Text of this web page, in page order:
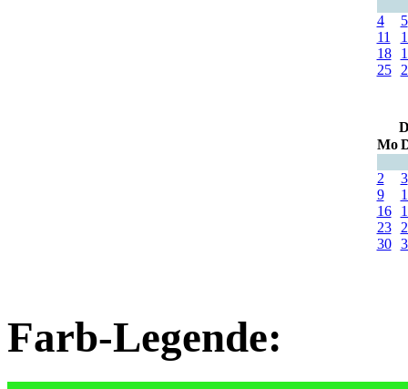
4
5
11
18
25
Mo
2
3
9
16
23
30
Farb-Legende: